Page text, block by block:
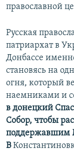
православной
Русская
патриархат в
Донбассе
становясь на
огня, который
наемниками и
в донецкий
Собор, чтобы
поддержавшим
В